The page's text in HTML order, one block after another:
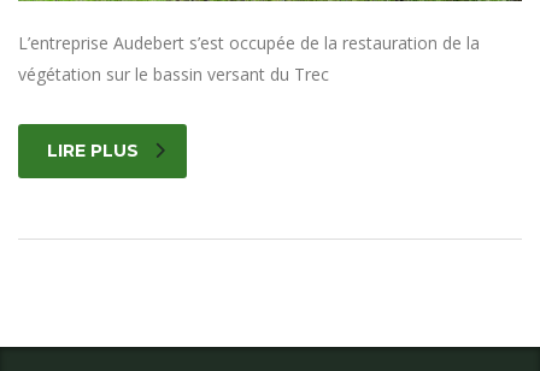
L’entreprise Audebert s’est occupée de la restauration de la
végétation sur le bassin versant du Trec
LIRE PLUS